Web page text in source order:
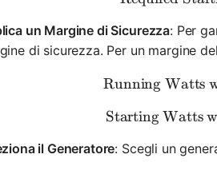
un Margine di Sicurezza: Per
di sicurezza. Per un margine
Running Watts
Starting Watts
il Generatore: Scegli un